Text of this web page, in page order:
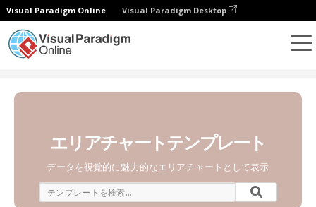
Visual Paradigm Online Visual Paradigm Desktop
エリアチャートテンプレート
データを視覚的に魅力的なエリアチャートとして表示